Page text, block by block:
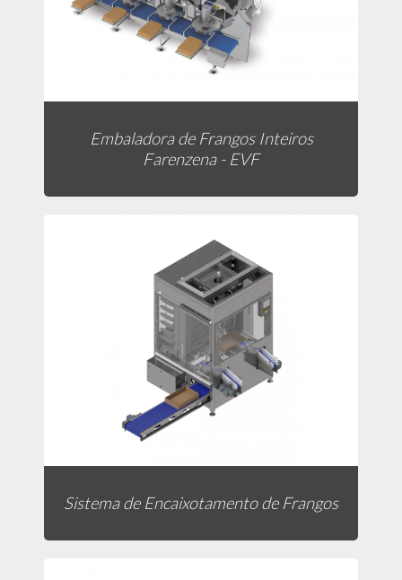
Embaladora de Frangos Inteiros
Farenzena - EVF
Sistema de Encaixotamento de Frangos